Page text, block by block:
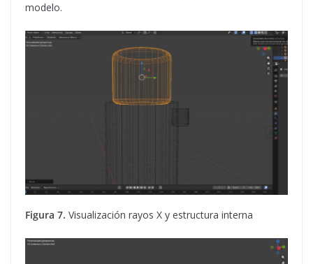
modelo.
Figura 7. Visualización rayos X y estructura interna